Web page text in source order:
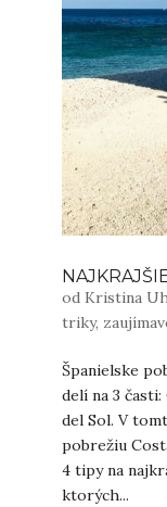
od Kristina
triky,
Španielske
delí na 3 časti:
del Sol. V
pobrežiu
4 tipy na
ktorých...